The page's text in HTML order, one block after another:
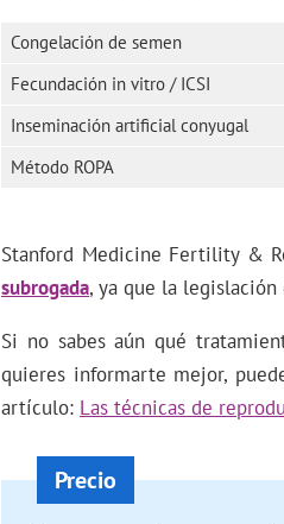
Congelación de semen
Fecundación in vitro / ICSI
Inseminación artificial conyugal
Método ROPA
Stanford Medicine Fertility &
subrogada, ya que la
Si no sabes aún qué
quieres informarte mejor,
artículo: Las técnicas de